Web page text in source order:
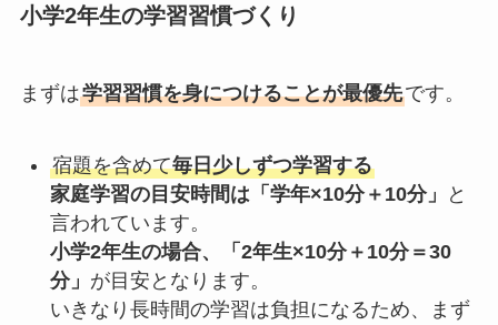
小学2年生の学習習慣づくり
まずは学習習慣を身につけることが最優先です。
宿題を含めて毎日少しずつ学習する
家庭学習の目安時間は「学年×10分＋10分」
と
言われています。
小学2年生の場合、「2年生×10分＋10分＝30
分」 が目安となります。
いきなり長時間の学習は負担になるため、まず